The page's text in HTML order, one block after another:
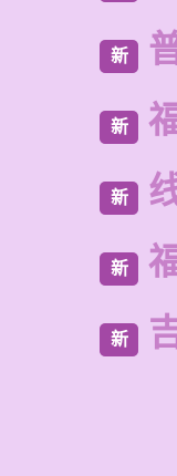
新
新
新
新
新